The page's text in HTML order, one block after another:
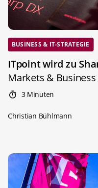
BUSINESS & IT-STRATEGIE
ITpoint wird zu
Markets & Business
3 Minuten
Christian Bühlmann